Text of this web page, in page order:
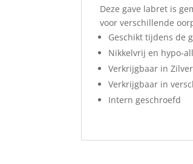
Deze gave labret is
voor verschillende
Geschikt tijdens de
Nikkelvrij en hypo-
Verkrijgbaar in
Verkrijgbaar in
Intern geschroefd